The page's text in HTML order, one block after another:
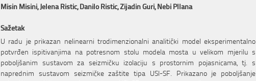
Misin Misini,Jelena Ristic,Danilo Ristic,Zijadin Guri,Nebi Pllana
Sažetak
U radu je prikazan nelinearni trodimenzionalni analitički model eksperimentalno
potvrđen ispitivanjima na potresnom stolu modela mosta u velikom mjerilu s
poboljšanim sustavom za seizmičku izolaciju s prostornim pojasnicama, tj. s
naprednim sustavom seizmičke zaštite tipa USI-SF. Prikazano je poboljšanje